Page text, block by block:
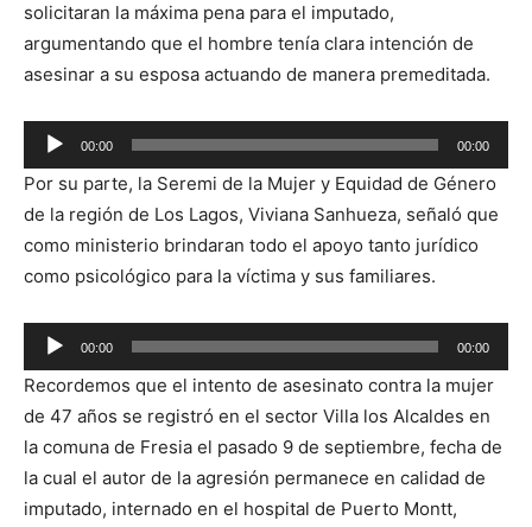
solicitaran la máxima pena para el imputado,
argumentando que el hombre tenía clara intención de
asesinar a su esposa actuando de manera premeditada.
Reproductor
de
audio
00:00 00:00
Por su parte, la Seremi de la Mujer y Equidad de Género
de la región de Los Lagos, Viviana Sanhueza, señaló que
como ministerio brindaran todo el apoyo tanto jurídico
como psicológico para la víctima y sus familiares.
Reproductor
de
audio
00:00 00:00
Recordemos que el intento de asesinato contra la mujer
de 47 años se registró en el sector Villa los Alcaldes en
la comuna de Fresia el pasado 9 de septiembre, fecha de
la cual el autor de la agresión permanece en calidad de
imputado, internado en el hospital de Puerto Montt,